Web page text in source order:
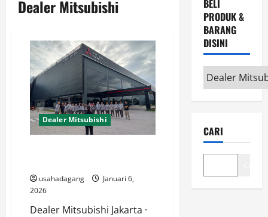
Dealer Mitsubishi
Dealer Mitsubishi
usahadagang
Januari 6,
2026
Dealer Mitsubishi Jakarta ·
BELI
PRODUK &
BARANG
DISINI
Beli
Produk
&
disini
CARI